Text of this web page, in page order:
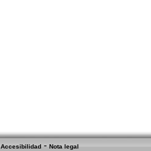
Accesibilidad - Nota legal